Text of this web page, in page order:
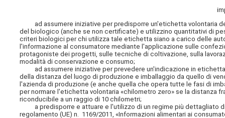
ad assumere iniziative per predisporre un'etichetta volontaria
del biologico (anche se non certificate) e utilizzino quantitativi di
criteri biologici per chi utilizza tale etichetta siano a carico delle
l'informazione al consumatore mediante l'applicazione sulle
protagoniste dei progetti, sulle tecniche di coltivazione, sulla
modalità di conservazione e consumo;
ad assumere iniziative per prevedere un'indicazione in
della distanza del luogo di produzione e imballaggio da quello di
l'azienda di produzione (e anche quella che opera tutte le fasi di
per normare l'etichetta volontaria «chilometro zero» se la distanza
riconducibile a un raggio di 10 chilometri;
a predisporre e attuare e l'utilizzo di un regime più dettagliato
regolamento (UE) n. 1169/2011, «Informazioni alimentari ai